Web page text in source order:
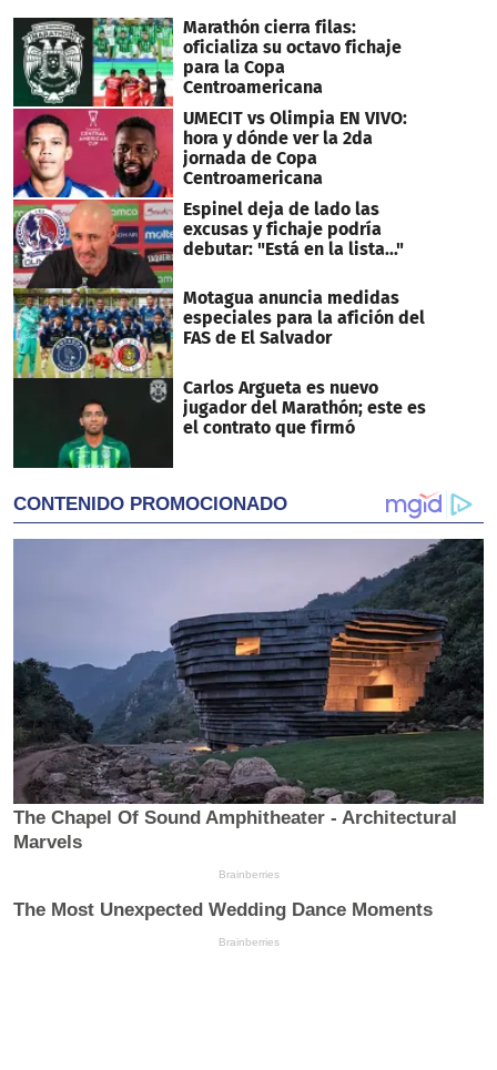
Marathón cierra filas:
oficializa su octavo fichaje
para la Copa
Centroamericana
UMECIT vs Olimpia EN VIVO:
hora y dónde ver la 2da
jornada de Copa
Centroamericana
Espinel deja de lado las
excusas y fichaje podría
debutar: "Está en la lista..."
Motagua anuncia medidas
especiales para la afición del
FAS de El Salvador
Carlos Argueta es nuevo
jugador del Marathón; este es
el contrato que firmó